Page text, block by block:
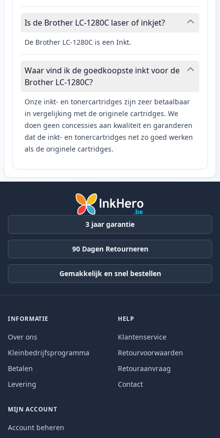
Is de Brother LC-1280C laser of inkjet?
De Brother LC-1280C is een Inkt.
Waar vind ik de goedkoopste inkt voor de
Brother LC-1280C?
Onze inkt- en tonercartridges zijn zeer betaalbaar
in vergelijking met de originele cartridges. We
doen geen concessies aan kwaliteit en garanderen
dat de inkt- en tonercartridges net zo goed werken
als de originele cartridges.
3 jaar garantie
90 Dagen Retourneren
Gemakkelijk en snel bestellen
INFORMATIE
Over ons
Kleinbedrijfsprogramma
Betalen
Levering
HELP
Klantenservice
Retourvoorwaarden
Retouraanvraag
Contact
MIJN ACCOUNT
Account beheren